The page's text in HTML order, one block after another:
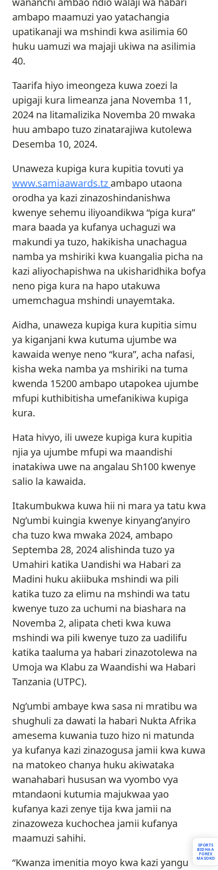
ambapo maamuzi yao yatachangia
upatikanaji wa mshindi kwa asilimia 60
huku uamuzi wa majaji ukiwa na asilimia
40.
Taarifa hiyo imeongeza kuwa zoezi la
upigaji kura limeanza jana Novemba 11,
2024 na litamalizika Novemba 20 mwaka
huu ambapo tuzo zinatarajiwa kutolewa
Desemba 10, 2024.
Unaweza kupiga kura kupitia tovuti ya
www.samiaawards.tz ambapo utaona
orodha ya kazi zinazoshindanishwa
kwenye sehemu iliyoandikwa “piga kura”
mara baada ya kufanya uchaguzi wa
makundi ya tuzo, hakikisha unachagua
namba ya mshiriki kwa kuangalia picha na
kazi aliyochapishwa na ukisharidhika bofya
neno piga kura na hapo utakuwa
umemchagua mshindi unayemtaka.
Aidha, unaweza kupiga kura kupitia simu
ya kiganjani kwa kutuma ujumbe wa
kawaida wenye neno “kura”, acha nafasi,
kisha weka namba ya mshiriki na tuma
kwenda 15200 ambapo utapokea ujumbe
mfupi kuthibitisha umefanikiwa kupiga
kura.
Hata hivyo, ili uweze kupiga kura kupitia
njia ya ujumbe mfupi wa maandishi
inatakiwa uwe na angalau Sh100 kwenye
salio la kawaida.
Itakumbukwa kuwa hii ni mara ya tatu kwa
Ng’umbi kuingia kwenye kinyang’anyiro
cha tuzo kwa mwaka 2024, ambapo
Septemba 28, 2024 alishinda tuzo ya
Umahiri katika Uandishi wa Habari za
Madini huku akiibuka mshindi wa pili
katika tuzo za elimu na mshindi wa tatu
kwenye tuzo za uchumi na biashara na
Novemba 2, alipata cheti kwa kuwa
mshindi wa pili kwenye tuzo za uadilifu
katika taaluma ya habari zinazotolewa na
Umoja wa Klabu za Waandishi wa Habari
Tanzania (UTPC).
Ng’umbi ambaye kwa sasa ni mratibu wa
shughuli za dawati la habari Nukta Afrika
amesema kuwania tuzo hizo ni matunda
ya kufanya kazi zinazogusa jamii kwa kuwa
na matokeo chanya huku akiwataka
wanahabari hususan wa vyombo vya
mtandaoni kutumia majukwaa yao
kufanya kazi zenye tija kwa jamii na
zinazoweza kuchochea jamii kufanya
maamuzi sahihi.
“Kwanza imenitia moyo kwa kazi yangu
SPORTS
BIDHAA
FOREX
MASOKO